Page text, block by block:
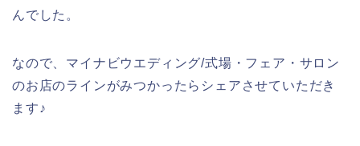
んでした。
なので、マイナビウエディング/式場・フェア・サロン
のお店のラインがみつかったらシェアさせていただき
ます♪